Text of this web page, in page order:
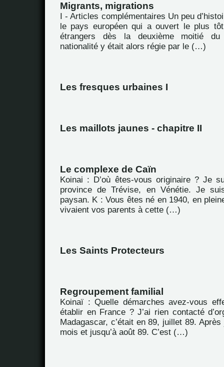
Migrants, migrations
I - Articles complémentaires Un peu
le pays européen qui a ouvert le plus
étrangers dès la deuxième moitié
nationalité y était alors régie par le (…)
Les fresques urbaines I
Les maillots jaunes - chapitre II
Le complexe de Caïn
Koinai : D’où êtes-vous originaire ? Je
province de Trévise, en Vénétie. Je
paysan. K : Vous êtes né en 1940, en
vivaient vos parents à cette (…)
Les Saints Protecteurs
Regroupement familial
Koinaï : Quelle démarches avez-vous
établir en France ? J’ai rien contacté
Madagascar, c’était en 89, juillet 89.
mois et jusqu’à août 89. C’est (…)